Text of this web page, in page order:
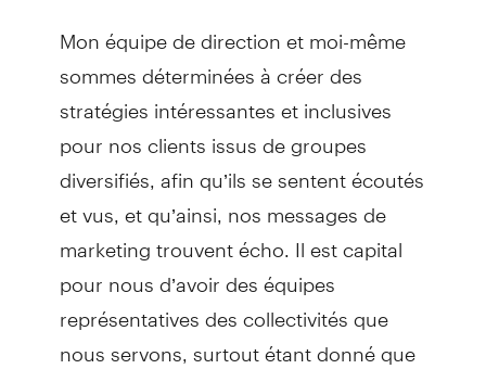
Mon équipe de direction et moi-même
sommes déterminées à créer des
stratégies intéressantes et inclusives
pour nos clients issus de groupes
diversifiés, afin qu’ils se sentent écoutés
et vus, et qu’ainsi, nos messages de
marketing trouvent écho. Il est capital
pour nous d’avoir des équipes
représentatives des collectivités que
nous servons, surtout étant donné que